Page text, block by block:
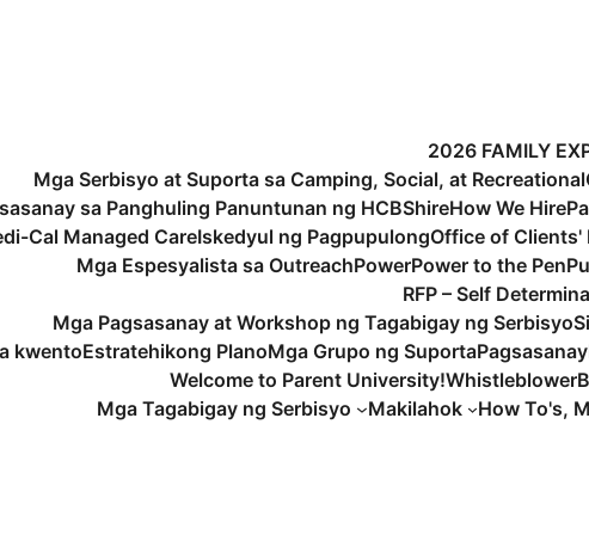
2026 FAMILY
Mga Serbisyo at Suporta sa Camping, Social, at Recreational
sa Panghuling Panuntunan ng HCBShireHow We Hire
Cal Managed CareIskedyul ng PagpupulongOffice of
Mga Espesyalista sa OutreachPowerPower to the Pen
RFP – Self
Mga Pagsasanay at Workshop ng Tagabigay ng Serbisyo
kwentoEstratehikong PlanoMga Grupo ng SuportaPagsasanay
Welcome to Parent University!Whistleblower
Mga Tagabigay ng Serbisyo
Makilahok How To's,